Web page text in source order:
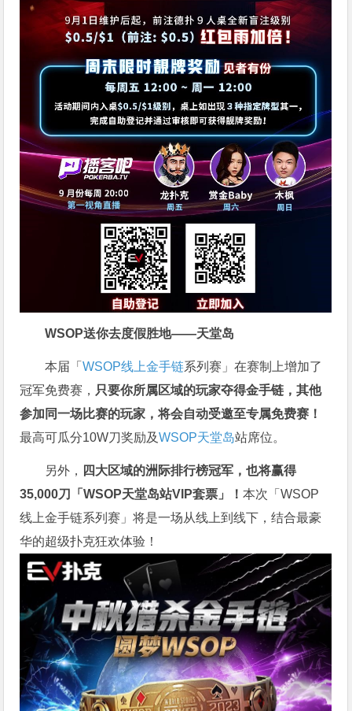
WSOP送你去度假胜地——天堂岛
本届「WSOP线上金手链系列赛」在赛制上增加了
冠军免费赛， 只要你所属区域的玩家夺得金手链，其他
参加同一场比赛的玩家，将会自动受邀至专属免费赛！
最高可瓜分10W刀奖励及WSOP天堂岛站席位。
另外， 四大区域的洲际排行榜冠军，也将赢得
35,000刀「WSOP天堂岛站VIP套票」！本次「WSOP
线上金手链系列赛」将是一场从线上到线下，结合最豪
华的超级扑克狂欢体验！